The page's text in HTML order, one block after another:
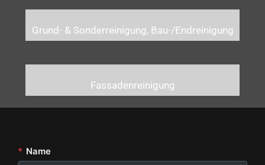
Grund- & Sonderreinigung, Bau-/Endreinigung
Fassadenreinigung
* Name